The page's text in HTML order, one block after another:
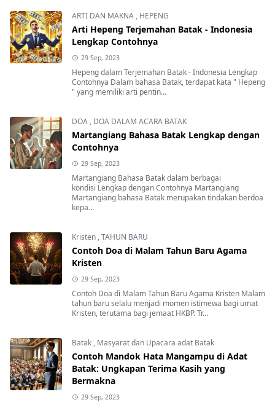
ARTI DAN MAKNA , HEPENG
Arti Hepeng Terjemahan Batak - Indonesia
Lengkap Contohnya
29 Sep, 2023
Hepeng dalam Terjemahan Batak - Indonesia Lengkap
Contohnya Dalam bahasa Batak, terdapat kata " Hepeng
" yang memiliki arti pentin...
DOA , DOA DALAM ACARA BATAK
Martangiang Bahasa Batak Lengkap dengan
Contohnya
29 Sep, 2023
Martangiang Bahasa Batak dalam berbagai
kondisi Lengkap dengan Contohnya Martangiang
Martangiang bahasa Batak merupakan tindakan berdoa
kepa...
Kristen ,TAHUN BARU
Contoh Doa di Malam Tahun Baru Agama
Kristen
29 Sep, 2023
Contoh Doa di Malam Tahun Baru Agama Kristen Malam
tahun baru selalu menjadi momen istimewa bagi umat
Kristen, terutama bagi jemaat HKBP. Tr...
Batak , Masyarat dan Upacara adat Batak
Contoh Mandok Hata Mangampu di Adat
Batak: Ungkapan Terima Kasih yang
Bermakna
29 Sep, 2023